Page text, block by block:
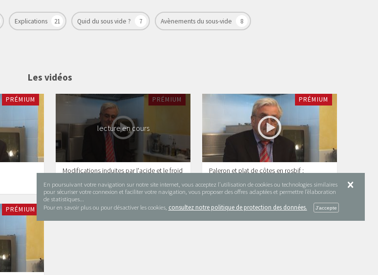
En poursuivant votre navigation sur notre site internet, vous acceptez l’utilisation de cookies ou technologies similaires
pour sécuriser votre connexion et faciliter votre navigation, vous proposer des offres adaptées et permettre l’élaboration
de statistiques...
Pour en savoir plus ou pour désactiver les cookies, consultez notre politique de protection des données.
Explications 21 Quid du sous vide ? 7 Avènements du sous-vide 8
Les vidéos
PRÉMIUM PRÉMIUM
Modifications induites par l'acideet le froid
lecture en cours
PRÉMIUM
Paleron et plat de côtes en rosbif :
Propriétés fonctionnelles
PRÉMIUM